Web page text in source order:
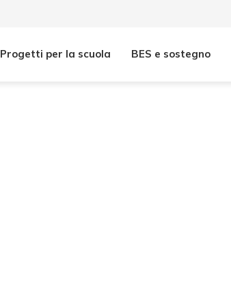
Progetti per la scuola BES e sostegno